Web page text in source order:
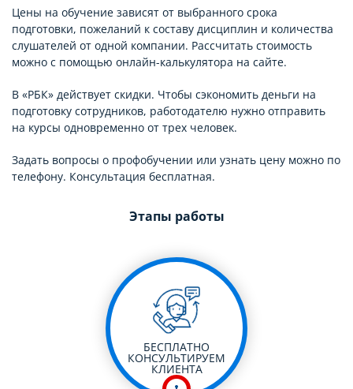
Цены на обучение зависят от выбранного срока
подготовки, пожеланий к составу дисциплин и количества
слушателей от одной компании. Рассчитать стоимость
можно с помощью онлайн-калькулятора на сайте.
В «РБК» действует скидки. Чтобы сэкономить деньги на
подготовку сотрудников, работодателю нужно отправить
на курсы одновременно от трех человек.
Задать вопросы о профобучении или узнать цену можно по
телефону. Консультация бесплатная.
Этапы работы
БЕСПЛАТНО
КОНСУЛЬТИРУЕМ
КЛИЕНТА